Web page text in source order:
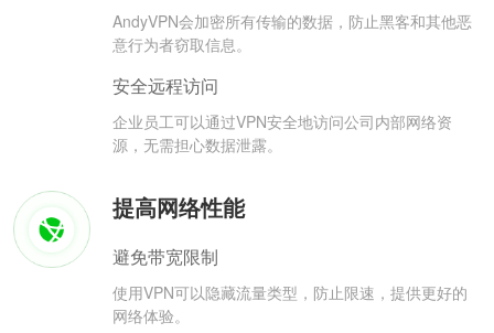
AndyVPN会加密所有传输的数据，防止黑客和其他恶
意行为者窃取信息。
安全远程访问
企业员工可以通过VPN安全地访问公司内部网络资
源，无需担心数据泄露。
提高网络性能
避免带宽限制
使用VPN可以隐藏流量类型，防止限速，提供更好的
网络体验。